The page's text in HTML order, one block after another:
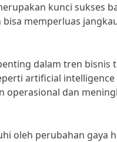
kunci sukses
memperluas
dalam tren bisnis
artificial
dan
oleh perubahan gaya